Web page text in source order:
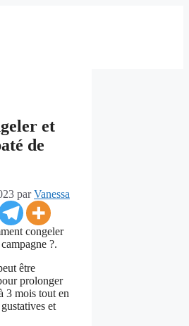
et
de
parVanessa
congeler
?.
être
prolonger
3 mois tout en
et